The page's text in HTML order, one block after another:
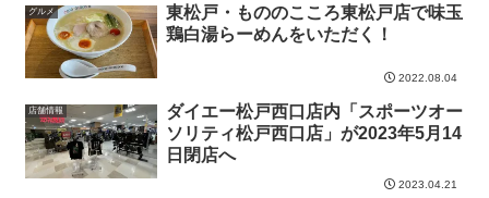
グルメ
東松戸・もののこころ東松戸店で味玉
鶏白湯らーめんをいただく！
2022.08.04
店舗情報
ダイエー松戸西口店内「スポーツオー
ソリティ松戸西口店」が2023年5月14
日閉店へ
2023.04.21